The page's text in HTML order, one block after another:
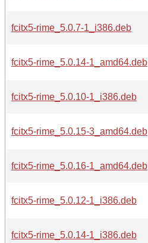
fcitx5-rime_5.0.7-1_i386.deb
fcitx5-rime_5.0.14-1_amd64.deb
fcitx5-rime_5.0.10-1_i386.deb
fcitx5-rime_5.0.15-3_amd64.deb
fcitx5-rime_5.0.16-1_amd64.deb
fcitx5-rime_5.0.12-1_i386.deb
fcitx5-rime_5.0.14-1_i386.deb